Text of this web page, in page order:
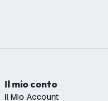
Il mio conto
Il Mio Account